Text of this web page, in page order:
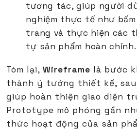
tương tác, giúp người
nghiệm thực tế như
trang và thực hiện các
tự sản phẩm hoàn chỉnh.
Tóm lại,Wireframe là bước
thành ý tưởng thiết kế, sau
giúp hoàn thiện giao diện
Prototype mô phỏng gần
thức hoạt động của sản